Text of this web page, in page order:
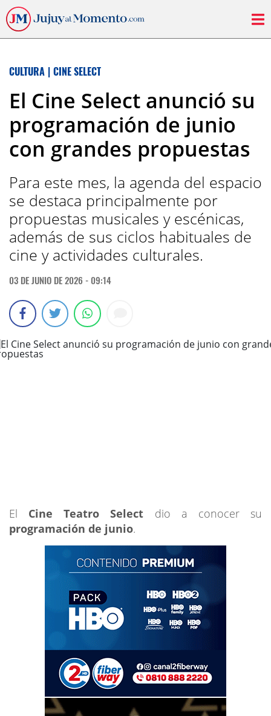
CULTURA | CINE SELECT
El Cine Select anunció su
programación de junio
con grandes propuestas
Para este mes, la agenda del espacio
se destaca principalmente por
propuestas musicales y escénicas,
además de sus ciclos habituales de
cine y actividades culturales.
03 DE JUNIO DE 2026 - 09:14
El Cine Teatro Select dio a conocer su
programación de junio.